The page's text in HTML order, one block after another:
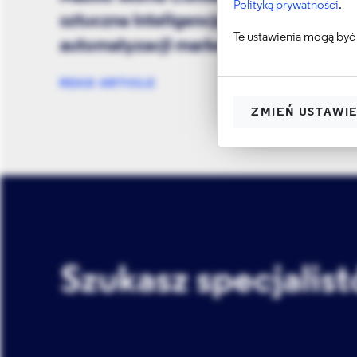
sztuczna inteligencja i przyszłość
automatyzacji marketingu
READ ARTICLE
Szukasz
Polityką prywatności.
Te ustawienia mogą
ZMIEŃ